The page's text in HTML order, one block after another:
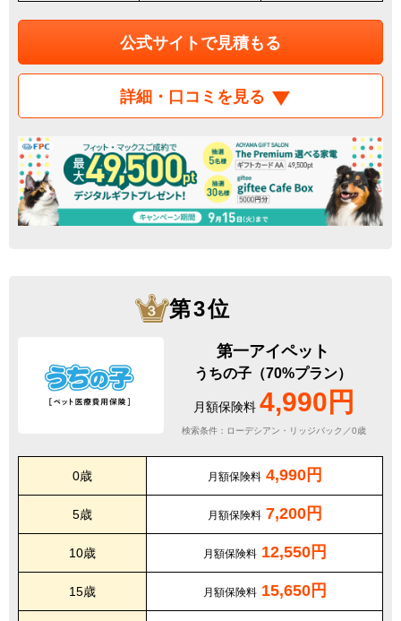
公式サイトで見積もる
詳細・口コミを見る
第3位
第一アイペット
うちの子（70%プラン）
月額保険料 4,990円
検索条件：ローデシアン・リッジバック／0歳
0歳 月額保険料 4,990円
5歳 月額保険料 7,200円
10歳 月額保険料 12,550円
15歳 月額保険料 15,650円